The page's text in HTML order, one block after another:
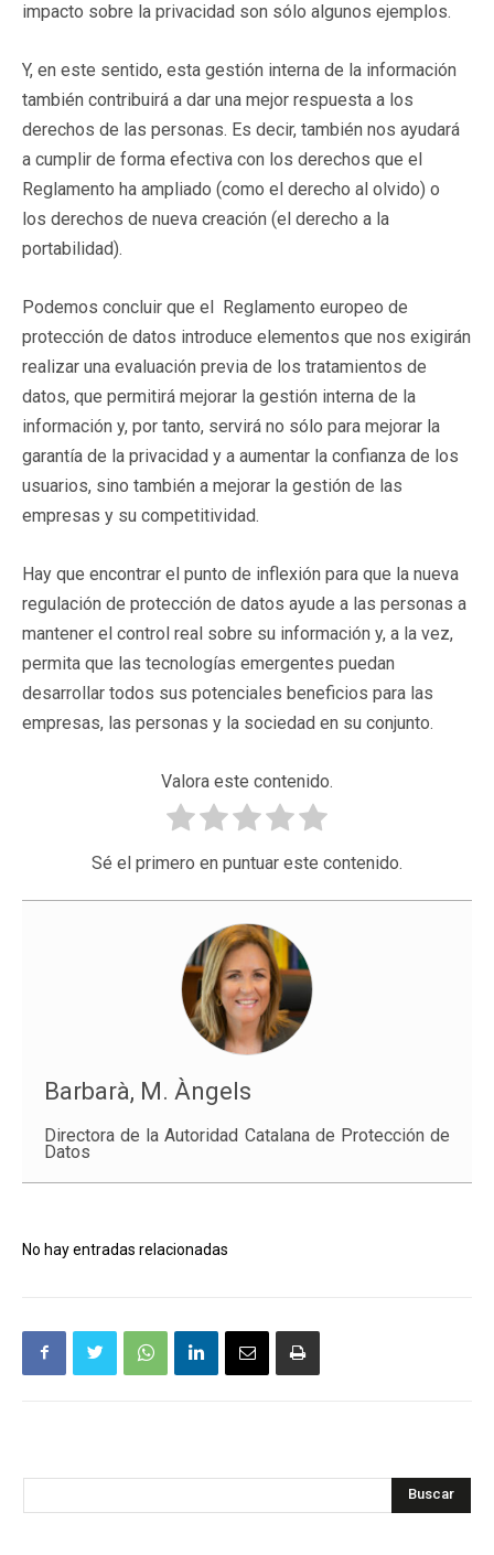
impacto sobre la privacidad son sólo algunos ejemplos.
Y, en este sentido, esta gestión interna de la información
también contribuirá a dar una mejor respuesta a los
derechos de las personas. Es decir, también nos ayudará
a cumplir de forma efectiva con los derechos que el
Reglamento ha ampliado (como el derecho al olvido) o
los derechos de nueva creación (el derecho a la
portabilidad).
Podemos concluir que el Reglamento europeo de
protección de datos introduce elementos que nos exigirán
realizar una evaluación previa de los tratamientos de
datos, que permitirá mejorar la gestión interna de la
información y, por tanto, servirá no sólo para mejorar la
garantía de la privacidad y a aumentar la confianza de los
usuarios, sino también a mejorar la gestión de las
empresas y su competitividad.
Hay que encontrar el punto de inflexión para que la nueva
regulación de protección de datos ayude a las personas a
mantener el control real sobre su información y, a la vez,
permita que las tecnologías emergentes puedan
desarrollar todos sus potenciales beneficios para las
empresas, las personas y la sociedad en su conjunto.
Valora este contenido.
Sé el primero en puntuar este contenido.
Barbarà, M. Àngels
Directora de la Autoridad Catalana de Protección de
Datos
No hay entradas relacionadas
Buscar